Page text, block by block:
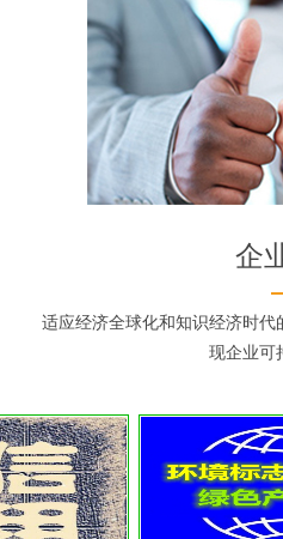
企
适应经济全球化和知识经济时
现企业可